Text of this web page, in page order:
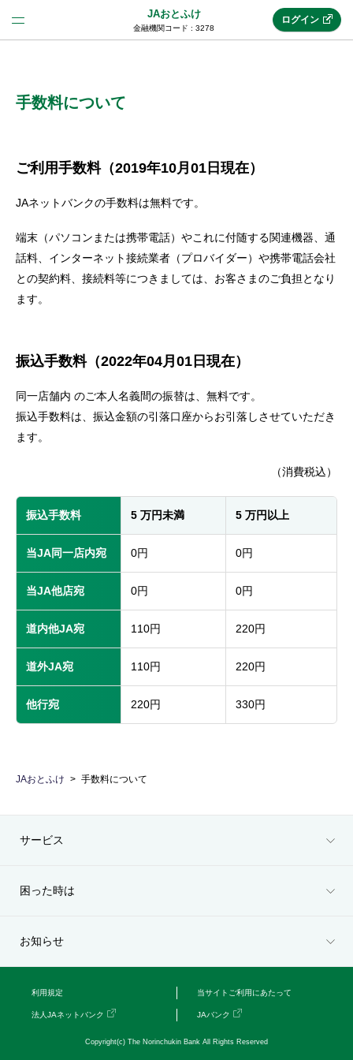
JAおとふけ
金融機関コード : 3278
(法人JAネットバンク)
メリット
セキュリティ
使い方
ログイン
手数料について
ご利用手数料（2019年10月01日現在）
JAネットバンクの手数料は無料です。
端末（パソコンまたは携帯電話）やこれに付随する関連機器、通
話料、インターネット接続業者（プロバイダー）や携帯電話会社
との契約料、接続料等につきましては、お客さまのご負担となり
ます。
振込手数料（2022年04月01日現在）
同一店舗内 のご本人名義間の振替は、無料です。
振込手数料は、振込金額の引落口座からお引落しさせていただき
ます。
（消費税込）
振込手数料 5 万円未満 5 万円以上
当JA同一店内宛 0円 0円
当JA他店宛 0円 0円
道内他JA宛 110円 220円
道外JA宛 110円 220円
他行宛 220円 330円
JAおとふけ 手数料について
サービス
困った時は
お知らせ
利用規定 当サイトご利用にあたって
法人JAネットバンク JAバンク
Copyright(c) The Norinchukin Bank All Rights Reserved